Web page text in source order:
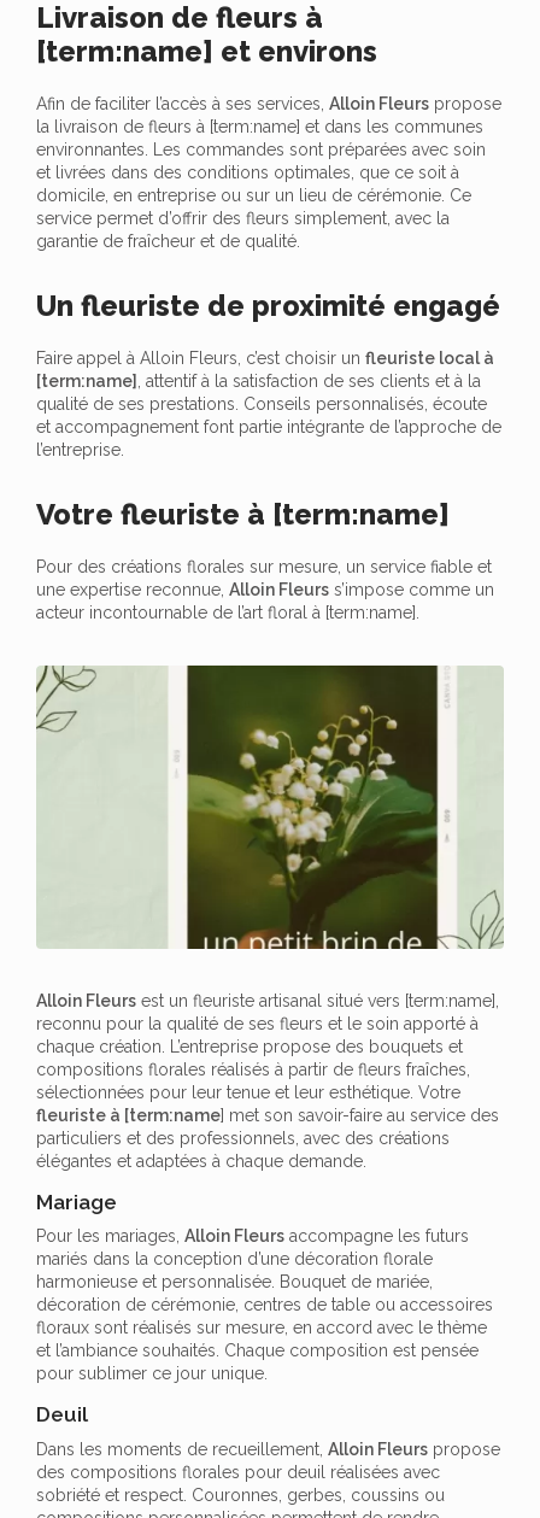
Livraison de fleurs à
[term:name] et environs
Afin de faciliter l’accès à ses services, Alloin Fleurs propose
la livraison de fleurs à [term:name] et dans les communes
environnantes. Les commandes sont préparées avec soin
et livrées dans des conditions optimales, que ce soit à
domicile, en entreprise ou sur un lieu de cérémonie. Ce
service permet d’offrir des fleurs simplement, avec la
garantie de fraîcheur et de qualité.
Un fleuriste de proximité engagé
Faire appel à Alloin Fleurs, c’est choisir un fleuriste local à
[term:name]
, attentif à la satisfaction de ses clients et à la
qualité de ses prestations. Conseils personnalisés, écoute
et accompagnement font partie intégrante de l’approche de
l’entreprise.
Votre fleuriste à [term:name]
Pour des créations florales sur mesure, un service fiable et
une expertise reconnue, Alloin Fleurs s’impose comme un
acteur incontournable de l’art floral à [term:name].
Alloin Fleurs est un fleuriste artisanal situé vers [term:name],
reconnu pour la qualité de ses fleurs et le soin apporté à
chaque création. L’entreprise propose des bouquets et
compositions florales réalisés à partir de fleurs fraîches,
sélectionnées pour leur tenue et leur esthétique. Votre
fleuriste à [term:name] met son savoir-faire au service des
particuliers et des professionnels, avec des créations
élégantes et adaptées à chaque demande.
Mariage
Pour les mariages, Alloin Fleurs accompagne les futurs
mariés dans la conception d’une décoration florale
harmonieuse et personnalisée. Bouquet de mariée,
décoration de cérémonie, centres de table ou accessoires
floraux sont réalisés sur mesure, en accord avec le thème
et l’ambiance souhaités. Chaque composition est pensée
pour sublimer ce jour unique.
Deuil
Dans les moments de recueillement, Alloin Fleurs propose
des compositions florales pour deuil réalisées avec
sobriété et respect. Couronnes, gerbes, coussins ou